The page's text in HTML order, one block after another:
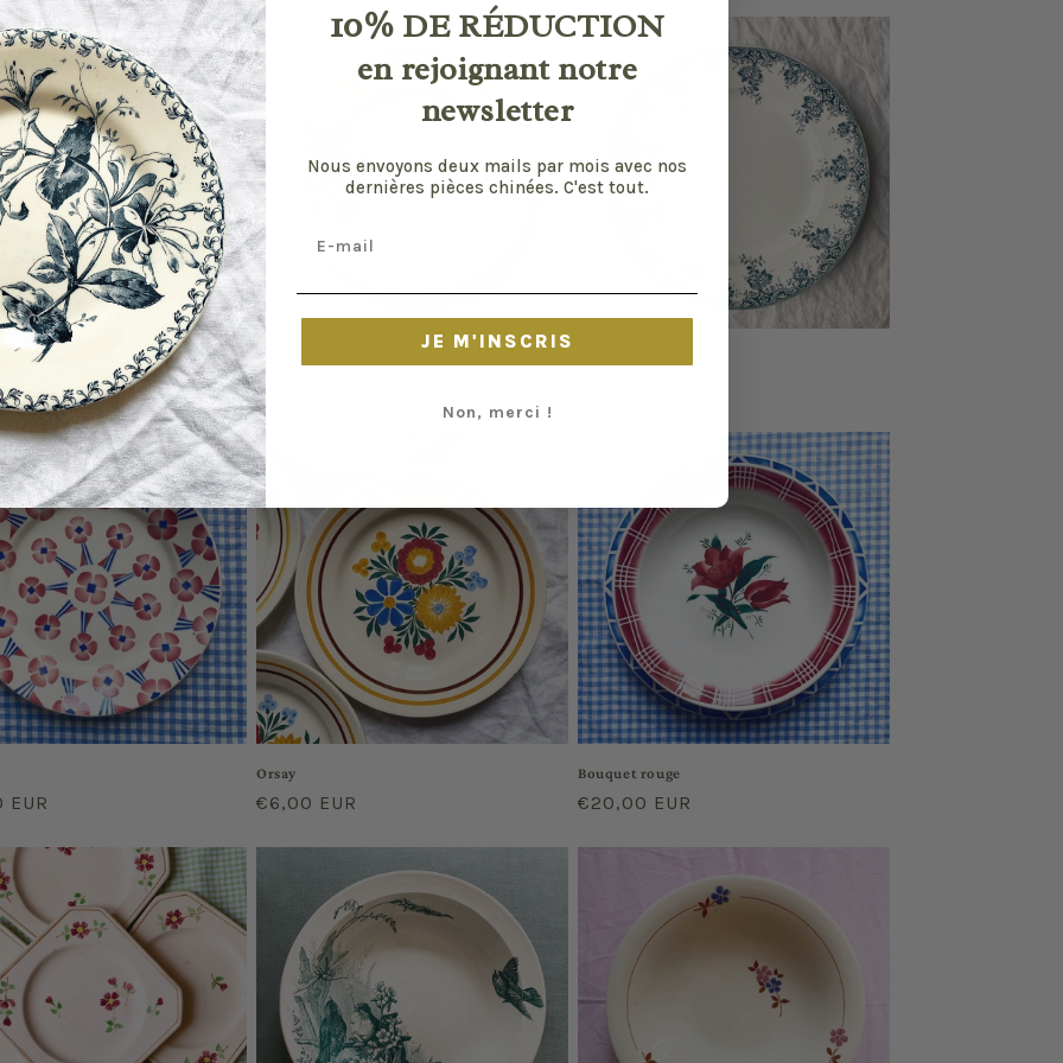
Tunis
Regular
price
€15,00 EUR
Orsay
Regular
€6,00 EUR
Bouquet rouge
Regular
€20,00 EUR
10% DE RÉDUCTION
en rejoignant notre
newsletter
Nous envoyons deux mails par mois avec nos
dernières pièces chinées. C'est tout.
JE M'INSCRIS
Non, merci !